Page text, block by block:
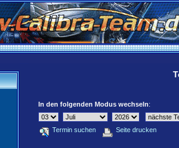
In den folgenden Modus wechseln:
Termin suchen Seite drucken